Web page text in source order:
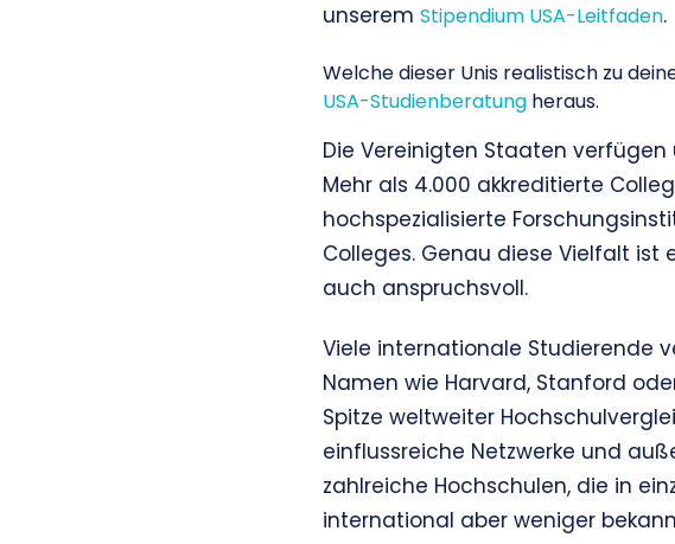
unserem Stipendium USA-Leitfaden.
Welche dieser Unis realistisch zu
USA-Studienberatung heraus.
Die Vereinigten Staaten
Mehr als 4.000 akkreditierte
hochspezialisierte
Colleges. Genau diese Vielfalt
auch anspruchsvoll.
Viele internationale Studierende
Namen wie Harvard, Stanford
Spitze weltweiter
einflussreiche Netzwerke und
zahlreiche Hochschulen, die in
international aber weniger